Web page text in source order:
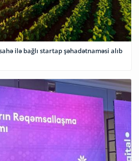
ilə bağlı startap şəhadətnaməsi alıb